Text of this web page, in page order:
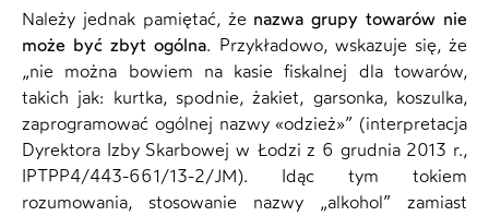
Należy jednak pamiętać, że nazwa grupy towarów nie
może być zbyt ogólna. Przykładowo, wskazuje się, że
„nie można bowiem na kasie fiskalnej dla towarów,
takich jak: kurtka, spodnie, żakiet, garsonka, koszulka,
zaprogramować ogólnej nazwy «odzież»” (interpretacja
Dyrektora Izby Skarbowej w Łodzi z 6 grudnia 2013 r.,
IPTPP4/443-661/13-2/JM). Idąc tym tokiem
rozumowania, stosowanie nazwy „alkohol” zamiast